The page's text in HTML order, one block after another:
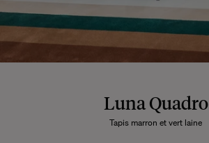
Luna Quadro
Tapis marron et vert laine